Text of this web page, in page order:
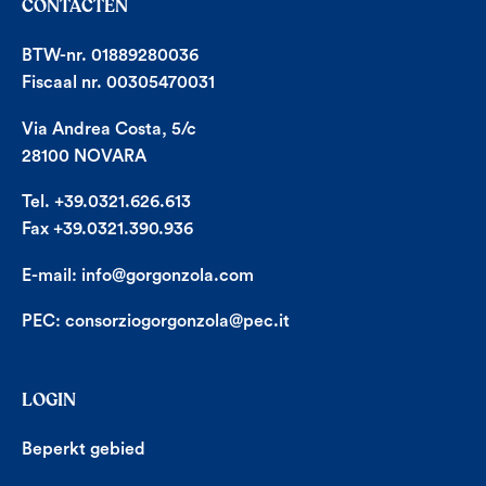
CONTACTEN
BTW-nr. 01889280036
Fiscaal nr. 00305470031
Via Andrea Costa, 5/c
28100 NOVARA
Tel. +39.0321.626.613
Fax +39.0321.390.936
E-mail: info@gorgonzola.com
PEC: consorziogorgonzola@pec.it
LOGIN
Beperkt gebied